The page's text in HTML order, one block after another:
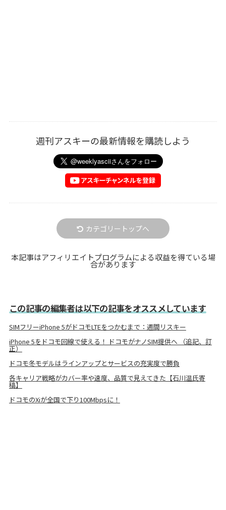
週刊アスキーの最新情報を購読しよう
カテゴリートップへ
本記事はアフィリエイトプログラムによる収益を得ている場
合があります
この記事の編集者は以下の記事をオススメしています
SIMフリーiPhone 5がドコモLTEをつかむまで：週間リスキー
iPhone 5をドコモ回線で使える！ ドコモがナノSIM提供へ （追記、訂
正）
ドコモ冬モデルはラインアップとサービスの充実度で勝負
各キャリア戦略がカバー率や速度、品質で見えてきた【石川温氏寄
稿】
ドコモのXiが全国で下り100Mbpsに！